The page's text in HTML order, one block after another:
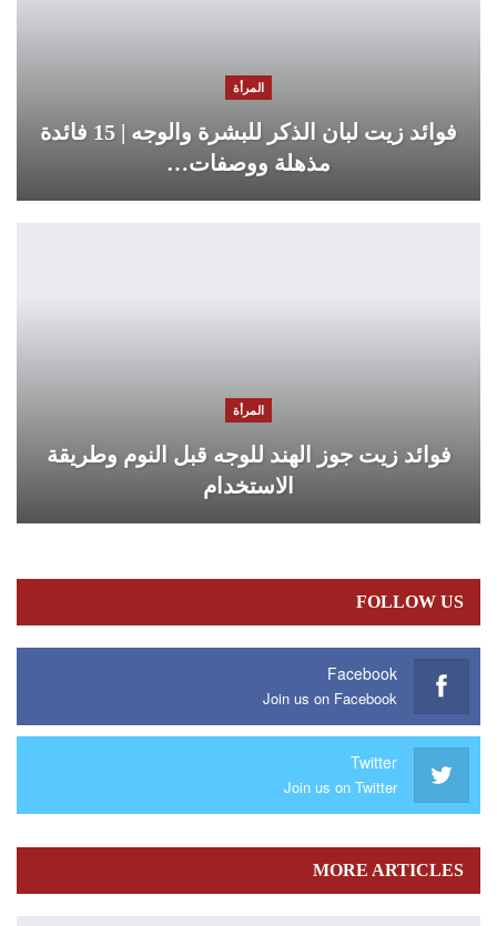
المرأة
فوائد زيت لبان الذكر للبشرة والوجه | 15 فائدة
مذهلة ووصفات…
المرأة
فوائد زيت جوز الهند للوجه قبل النوم وطريقة
الاستخدام
FOLLOW US
Facebook
Join us on Facebook
Twitter
Join us on Twitter
MORE ARTICLES